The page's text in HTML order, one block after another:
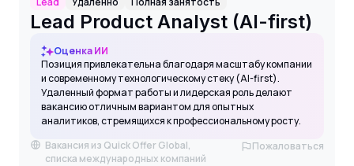
Lead Product Analyst (AI-first)
Оценка ИИ
Позиция привлекательна благодаря масштабу компании
и современному технологическому стеку (AI-first).
Удаленный формат работы и лидерская роль делают
вакансию отличным вариантом для опытных
аналитиков, стремящихся к профессиональному росту.
Вакансия из Quick Offer Global,
списка международных компаний
Пожаловаться